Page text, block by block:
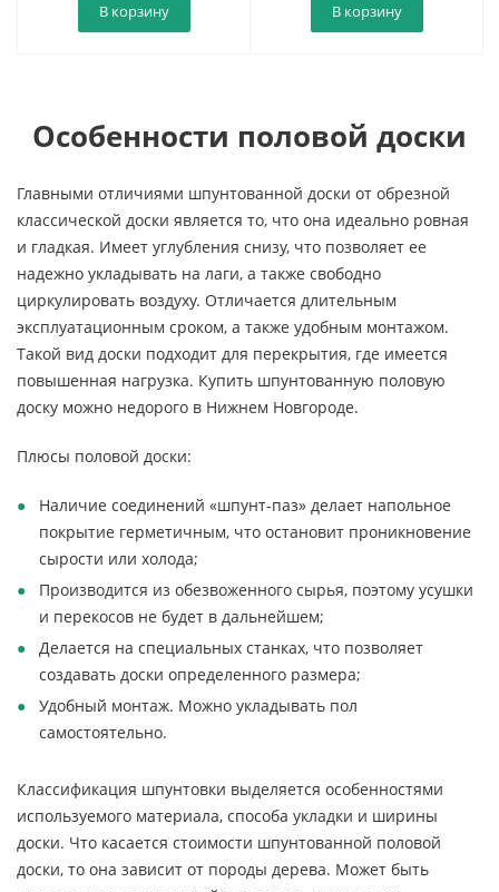
В корзину В корзину
Особенности половой доски
Главными отличиями шпунтованной доски от обрезной
классической доски является то, что она идеально ровная
и гладкая. Имеет углубления снизу, что позволяет ее
надежно укладывать на лаги, а также свободно
циркулировать воздуху. Отличается длительным
эксплуатационным сроком, а также удобным монтажом.
Такой вид доски подходит для перекрытия, где имеется
повышенная нагрузка. Купить шпунтованную половую
доску можно недорого в Нижнем Новгороде.
Плюсы половой доски:
Наличие соединений «шпунт-паз» делает напольное
покрытие герметичным, что остановит проникновение
сырости или холода;
Производится из обезвоженного сырья, поэтому усушки
и перекосов не будет в дальнейшем;
Делается на специальных станках, что позволяет
создавать доски определенного размера;
Удобный монтаж. Можно укладывать пол
самостоятельно.
Классификация шпунтовки выделяется особенностями
используемого материала, способа укладки и ширины
доски. Что касается стоимости шпунтованной половой
доски, то она зависит от породы дерева. Может быть